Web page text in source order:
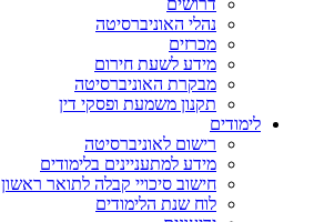
נהלי האוניברסיטה
מכרזים
מידע לשעת חירום
מבקרת האוניברסיטה
תקנון משמעת ופסקי דין
לימודים
רישום לאוניברסיטה
מידע למתעניינים בלימודים
חישוב סיכויי קבלה לתואר ראשון
לוח שנת הלימודים